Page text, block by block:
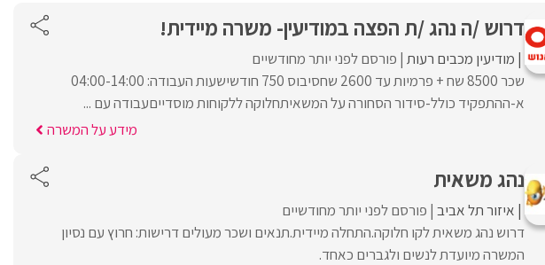
דרוש /ה נהג /ת הפצה במודיעין- משרה מיידית!
מודיעין מכבים רעות פורסם לפני יותר מחודשיים
שכר 8500 שח + פרמיות עד 2600 שחסיבוס 750 חודשישעות העבודה: 04:00-14:00
א-ההתפקיד כולל-סידור הסחורה על המשאיתחלוקה ללקוחות מוסדייםעבודה עם ...
מידע על המשרה
נהג משאית
איזור תל אביב פורסם לפני יותר מחודשיים
דרוש נהג משאית לקו חלוקה.התחלה מיידית.תנאים ושכר מעולים דרישות: חרוץ עם נסיון
המשרה מיועדת לנשים ולגברים כאחד.